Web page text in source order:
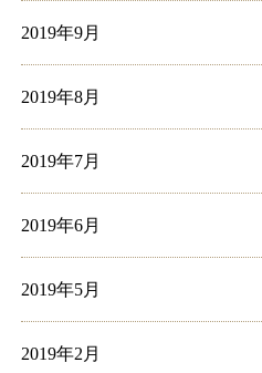
2019年9月
2019年8月
2019年7月
2019年6月
2019年5月
2019年2月